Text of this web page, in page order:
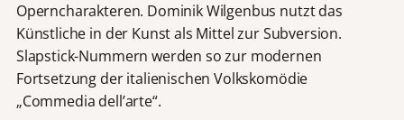
Operncharakteren. Dominik Wilgenbus nutzt das
Künstliche in der Kunst als Mittel zur Subversion.
Slapstick-Nummern werden so zur modernen
Fortsetzung der italienischen Volkskomödie
„Commedia dell’arte“.